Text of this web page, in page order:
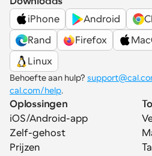
iPhone
Android
Rand
Firefox
Linux
Behoefte aan hulp?
cal.com/help.
Oplossingen
iOS/Android-app
Zelf-gehost
Prijzen